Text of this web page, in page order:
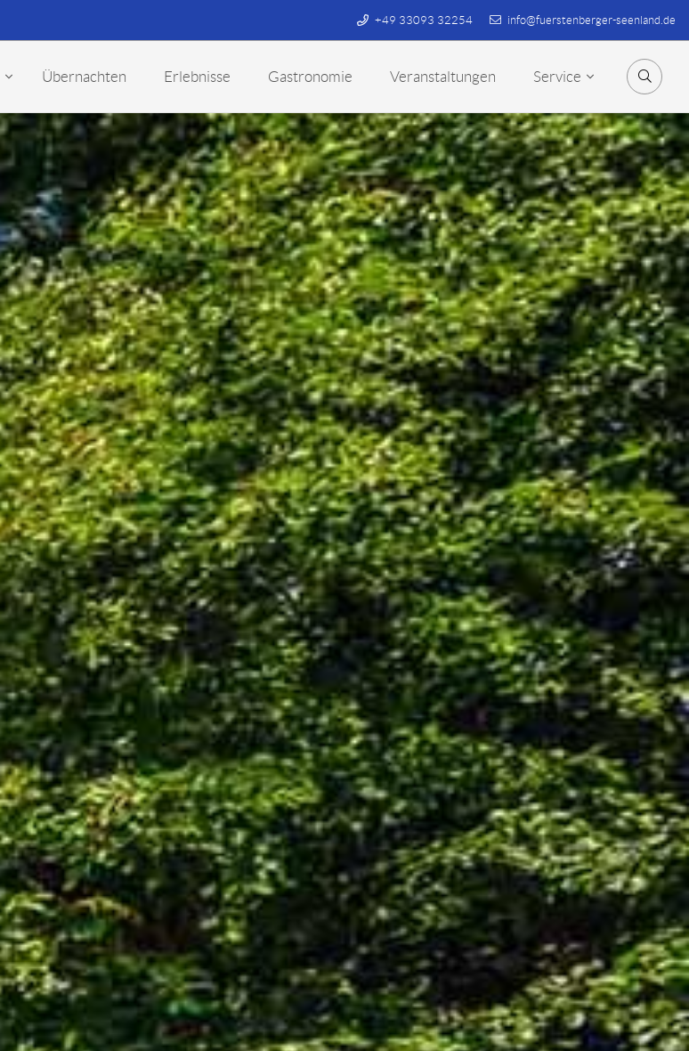
+49 33093 32254 info@fuerstenberger-seenland.de
Übernachten Erlebnisse Gastronomie Veranstaltungen Service Suche